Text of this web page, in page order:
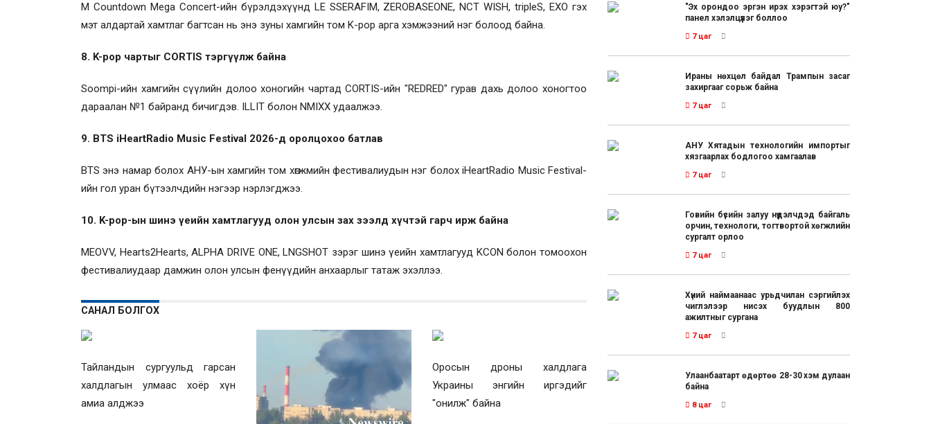
M Countdown Mega Concert-ийн бүрэлдэхүүнд LE SSERAFIM, ZEROBASEONE, NCT WISH, tripleS, EXO гэх
мэт алдартай хамтлаг багтсан нь энэ зуны хамгийн том K-pop арга хэмжээний нэг болоод байна.
8. K-pop чартыг CORTIS тэргүүлж байна
Soompi-ийн хамгийн сүүлийн долоо хоногийн чартад CORTIS-ийн "REDRED" гурав дахь долоо хоногтоо
дараалан №1 байранд бичигдэв. ILLIT болон NMIXX удаалжээ.
9. BTS iHeartRadio Music Festival 2026-д оролцохоо батлав
BTS энэ намар болох АНУ-ын хамгийн том хөгжмийн фестивалиудын нэг болох iHeartRadio Music Festival-
ийн гол уран бүтээлчдийн нэгээр нэрлэгджээ.
10. K-pop-ын шинэ үеийн хамтлагууд олон улсын зах зээлд хүчтэй гарч ирж байна
MEOVV, Hearts2Hearts, ALPHA DRIVE ONE, LNGSHOT зэрэг шинэ үеийн хамтлагууд KCON болон томоохон
фестивалиудаар дамжин олон улсын фенүүдийн анхаарлыг татаж эхэллээ.
САНАЛ БОЛГОХ
Тайландын сургуульд гарсан
халдлагын улмаас хоёр хүн
амиа алджээ
Оросын дроны халдлага
Украины энгийн иргэдийг
"онилж" байна
"Эх орондоо эргэн ирэх хэрэгтэй юу?"
панел хэлэлцүүлэг боллоо
7 цаг
Ираны нөхцөл байдал Трампын засаг
захиргааг сорьж байна
7 цаг
АНУ Хятадын технологийн импортыг
хязгаарлах бодлогоо хамгаалав
7 цаг
Говийн бүсийн залуу нүүдэлчдэд байгаль
орчин, технологи, тогтвортой хөгжлийн
сургалт орлоо
7 цаг
Хүний наймаанаас урьдчилан сэргийлэх
чиглэлээр нисэх буудлын 800
ажилтныг сургана
7 цаг
Улаанбаатарт өдөртөө 28-30 хэм дулаан
байна
8 цаг